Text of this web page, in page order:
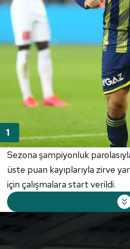
Sezona şampiyonluk
üste puan kayıplarıyla zirve
için çalışmalara start verildi.